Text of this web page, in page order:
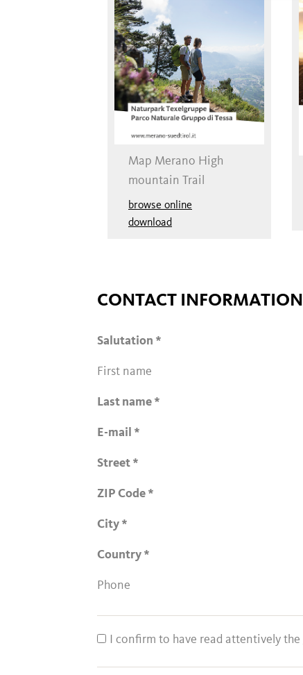
Map Merano High
mountain Trail
browse online
download
CONTACT INFORMATION
Salutation
First name
Last name
E-mail
Street
ZIP Code
City
Country
Phone
I confirm to have read attentively the